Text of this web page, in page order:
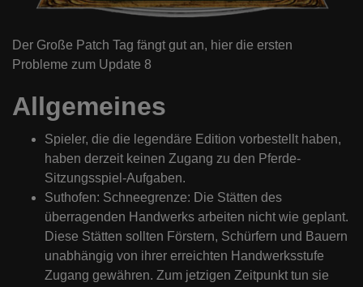
Der Große Patch Tag fängt gut an, hier die ersten
Probleme zum Update 8
Allgemeines
Spieler, die die legendäre Edition vorbestellt haben,
haben derzeit keinen Zugang zu den Pferde-
Sitzungsspiel-Aufgaben.
Suthofen: Schneegrenze: Die Stätten des
überragenden Handwerks arbeiten nicht wie geplant.
Diese Stätten sollten Förstern, Schürfern und Bauern
unabhängig von ihrer erreichten Handwerksstufe
Zugang gewähren. Zum jetzigen Zeitpunkt tun sie